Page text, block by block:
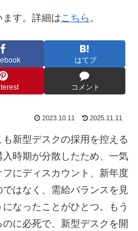
す。詳細はこちら 。
はてブ
コメント
2023.10.11 2025.11.11
新型デスクの採用を控える
時期が分散したため、一気
にディスカウント、新年度
はなく、需給バランスを見
なったことがひとつ。もう
に必死で、新型デスクを開